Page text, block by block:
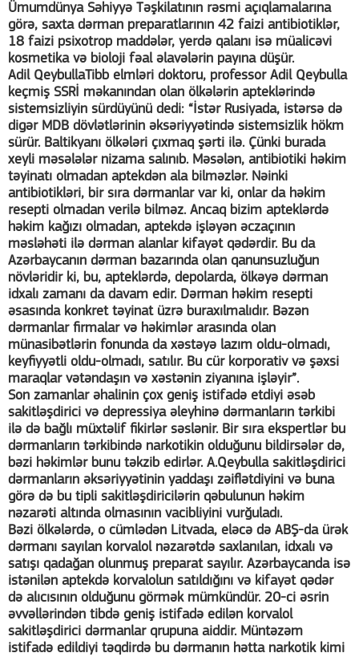
Ümumdünya Səhiyyə Təşkilatının rəsmi açıqlamalarına
görə, saxta dərman preparatlarının 42 faizi antibiotiklər,
18 faizi psixotrop maddələr, yerdə qalanı isə müalicəvi
kosmetika və bioloji fəal əlavələrin payına düşür.
Adil QeybullaTibb elmləri doktoru, professor Adil Qeybulla
keçmiş SSRİ məkanından olan ölkələrin apteklərində
sistemsizliyin sürdüyünü dedi: “İstər Rusiyada, istərsə də
digər MDB dövlətlərinin əksəriyyətində sistemsizlik hökm
sürür. Baltikyanı ölkələri çıxmaq şərti ilə. Çünki burada
xeyli məsələlər nizama salınıb. Məsələn, antibiotiki həkim
təyinatı olmadan aptekdən ala bilməzlər. Nəinki
antibiotikləri, bir sıra dərmanlar var ki, onlar da həkim
resepti olmadan verilə bilməz. Ancaq bizim apteklərdə
həkim kağızı olmadan, aptekdə işləyən əczaçının
məsləhəti ilə dərman alanlar kifayət qədərdir. Bu da
Azərbaycanın dərman bazarında olan qanunsuzluğun
növləridir ki, bu, apteklərdə, depolarda, ölkəyə dərman
idxalı zamanı da davam edir. Dərman həkim resepti
əsasında konkret təyinat üzrə buraxılmalıdır. Bəzən
dərmanlar firmalar və həkimlər arasında olan
münasibətlərin fonunda da xəstəyə lazım oldu-olmadı,
keyfiyyətli oldu-olmadı, satılır. Bu cür korporativ və şəxsi
maraqlar vətəndaşın və xəstənin ziyanına işləyir”.
Son zamanlar əhalinin çox geniş istifadə etdiyi əsəb
sakitləşdirici və depressiya əleyhinə dərmanların tərkibi
ilə də bağlı müxtəlif fikirlər səslənir. Bir sıra ekspertlər bu
dərmanların tərkibində narkotikin olduğunu bildirsələr də,
bəzi həkimlər bunu təkzib edirlər. A.Qeybulla sakitləşdirici
dərmanların əksəriyyətinin yaddaşı zəiflətdiyini və buna
görə də bu tipli sakitləşdiricilərin qəbulunun həkim
nəzarəti altında olmasının vacibliyini vurğuladı.
Bəzi ölkələrdə, o cümlədən Litvada, eləcə də ABŞ-da ürək
dərmanı sayılan korvalol nəzarətdə saxlanılan, idxalı və
satışı qadağan olunmuş preparat sayılır. Azərbaycanda isə
istənilən aptekdə korvalolun satıldığını və kifayət qədər
də alıcısının olduğunu görmək mümkündür. 20-ci əsrin
əvvəllərindən tibdə geniş istifadə edilən korvalol
sakitləşdirici dərmanlar qrupuna aiddir. Müntəzəm
istifadə edildiyi təqdirdə bu dərmanın hətta narkotik kimi